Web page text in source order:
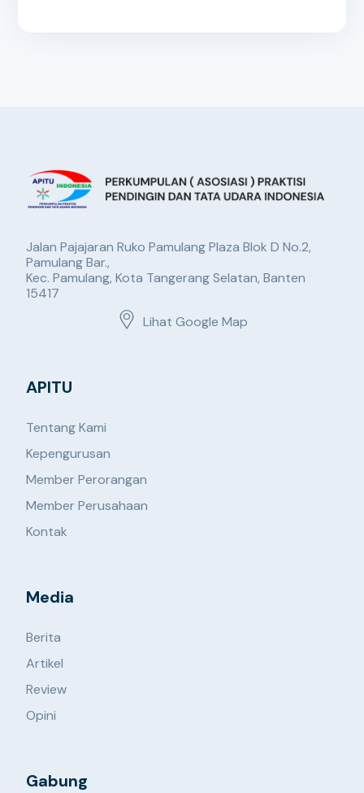
Jalan Pajajaran Ruko Pamulang Plaza Blok D No.2,
Pamulang Bar.,
Kec. Pamulang, Kota Tangerang Selatan, Banten
15417
Lihat Google Map
APITU
Tentang Kami
Kepengurusan
Member Perorangan
Member Perusahaan
Kontak
Media
Berita
Artikel
Review
Opini
Gabung